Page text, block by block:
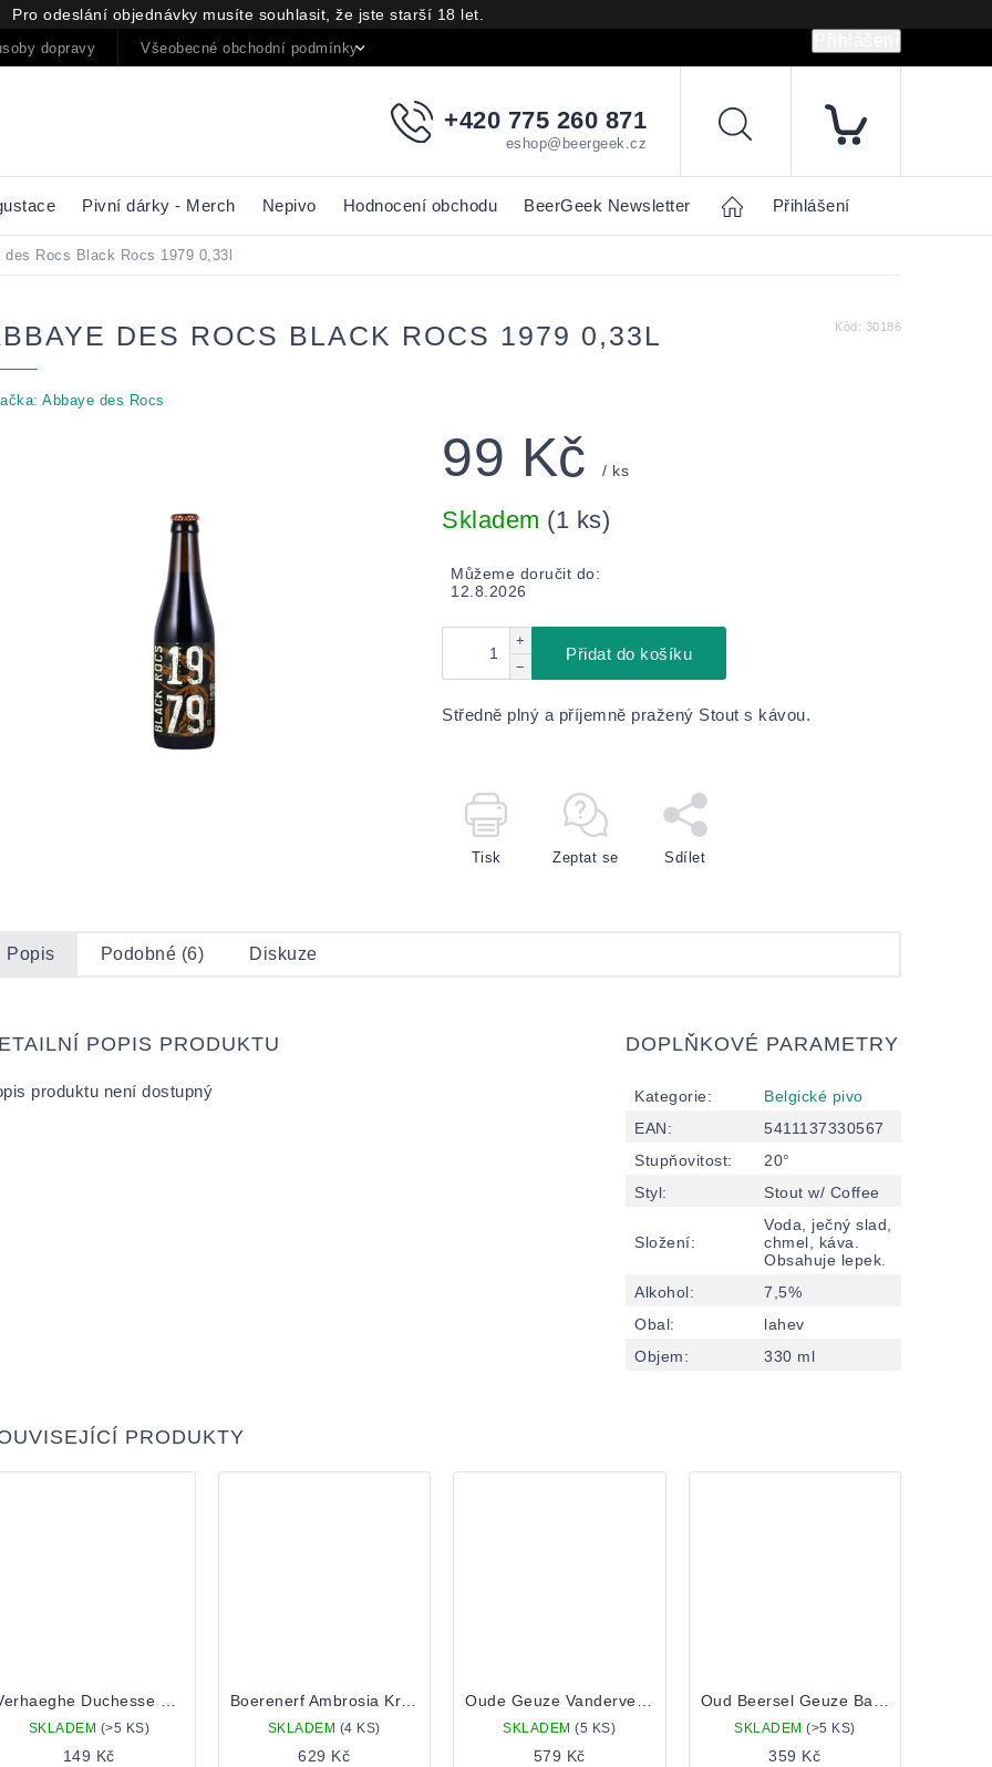
Pro odeslání objednávky musíte souhlasit, že jste starší 18 let.
dopravy Všeobecné obchodní podmínky
+420 775 260 871
eshop@beergeek.cz
Hledat
Pivní dárky - Merch Nepivo Hodnocení obchodu BeerGeek Newsletter Home Přihlášení
des Rocs Black Rocs 1979 0,33l
DES ROCS BLACK ROCS 1979 0,33L Kód: 30186
Abbaye des Rocs
99 Kč / ks
cena:
Skladem (1 ks)
Můžeme doručit do:
12.8.2026
+
−
Přidat do košíku
Středně plný a příjemně pražený Stout s kávou.
Tisk Zeptat se Sdílet
Popis Podobné (6) Diskuze
POPIS PRODUKTU
produktu není dostupný
DOPLŇKOVÉ PARAMETRY
Kategorie:
Belgické pivo
EAN:
5411137330567
Stupňovitost:
20°
Styl: Stout w/ Coffee
Složení:
Voda, ječný slad,
chmel, káva.
Obsahuje lepek.
Alkohol:
7,5%
Obal:
lahev
Objem: 330 ml
PRODUKTY
SKLADEM (>5 KS)
149 Kč
SKLADEM (4 KS)
629 Kč
SKLADEM(5 KS)
579 Kč
SKLADEM (>5 KS)
359 Kč